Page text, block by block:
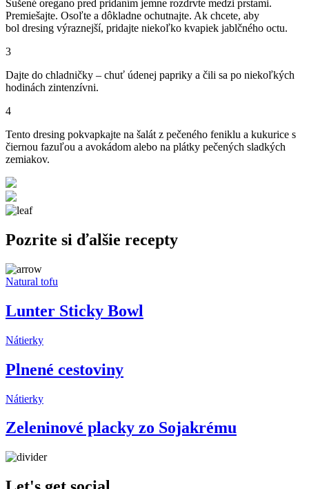
Sušené oregano pred pridaním jemne rozdrvte medzi prstami.
Premiešajte. Osoľte a dôkladne ochutnajte. Ak chcete, aby
bol dresing výraznejší, pridajte niekoľko kvapiek jablčného octu.
3
Dajte do chladničky – chuť údenej papriky a čili sa po niekoľkých
hodinách zintenzívni.
4
Tento dresing pokvapkajte na šalát z pečeného feniklu a kukurice s
čiernou fazuľou a avokádom alebo na plátky pečených sladkých
zemiakov.
Pozrite si ďalšie recepty
Natural tofu
Lunter Sticky Bowl
Nátierky
Plnené cestoviny
Nátierky
Zeleninové placky zo Sojakrému